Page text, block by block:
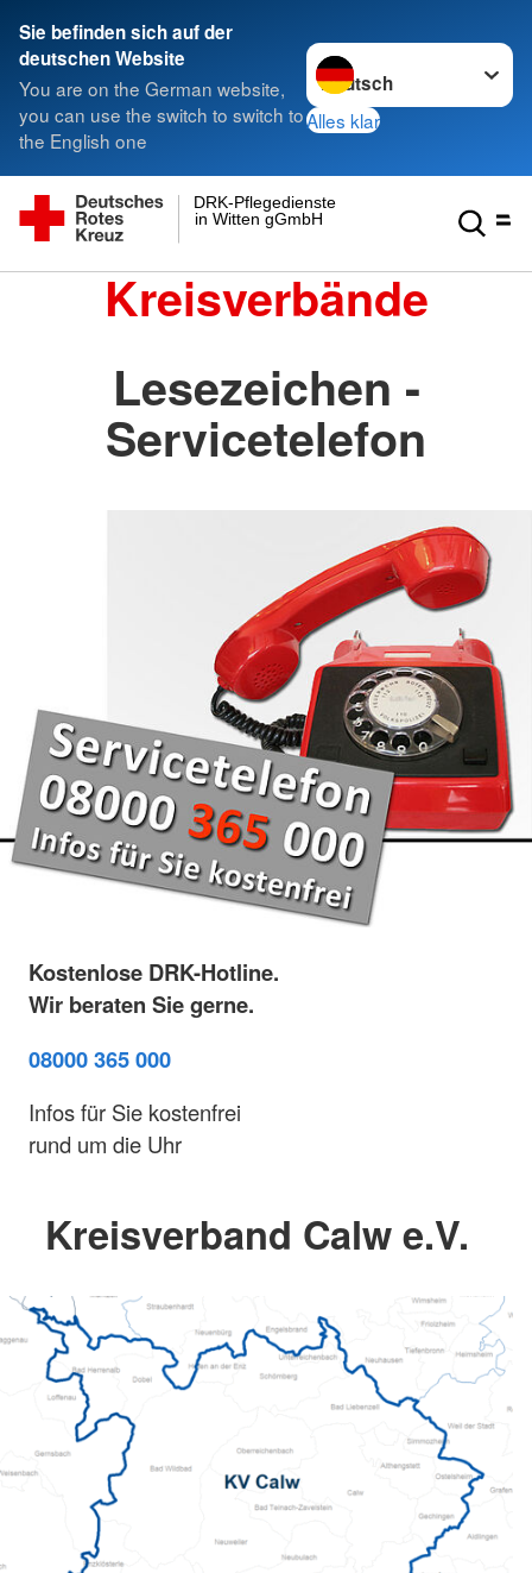
Sie befinden sich auf der
deutschen Website
You are on the German website,
you can use the switch to switch to
the English one
Sprache wechseln zu
Alles klar
in Witten gGmbH
DRK-Pflegedienste
Kreisverbände
Lesezeichen -
Servicetelefon
Kostenlose DRK-Hotline.
Wir beraten Sie gerne.
08000 365 000
Infos für Sie kostenfrei
rund um die Uhr
Kreisverband Calw e.V.